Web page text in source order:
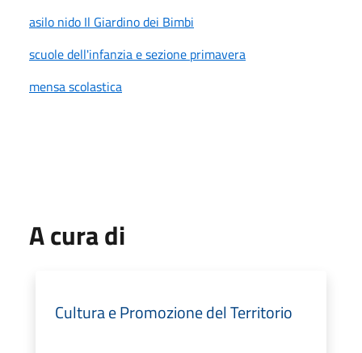
asilo nido Il Giardino dei Bimbi
scuole dell'infanzia e sezione primavera
mensa scolastica
A cura di
Cultura e Promozione del Territorio